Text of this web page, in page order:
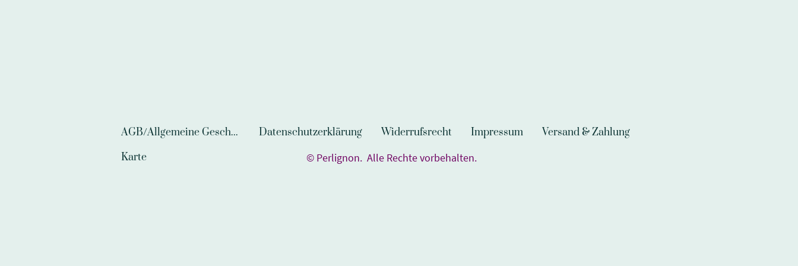
AGB/Allgemeine Geschäftsbedingungen Datenschutzerklärung Widerrufsrecht Impressum
Versand & Zahlung
Karte
© Perlignon. Alle Rechte vorbehalten.